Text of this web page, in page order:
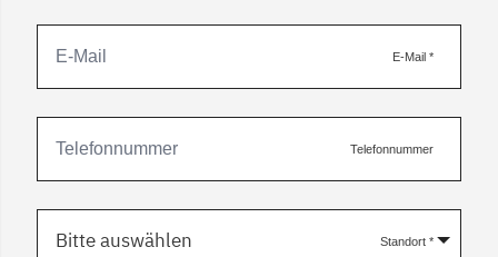
E-Mail *
Telefonnummer
Standort *
Bitte auswählen